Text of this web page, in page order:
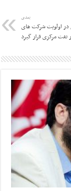
بعدی
اولویت شرکت های
نفت مرکزی قرار گیرد